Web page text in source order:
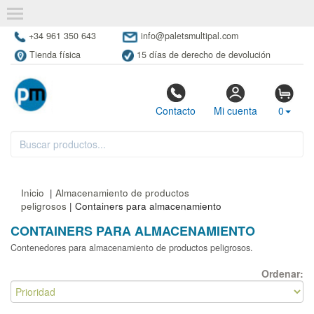
+34 961 350 643
info@paletsmultipal.com
Tienda física
15 días de derecho de devolución
Contacto Mi cuenta 0
Inicio | Almacenamiento de productos
peligrosos | Containers para almacenamiento
CONTAINERS PARA ALMACENAMIENTO
Contenedores para almacenamiento de productos peligrosos.
Ordenar: